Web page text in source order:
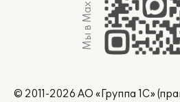
Мы в Max
© 2011-2026 АО «Группа 1С»